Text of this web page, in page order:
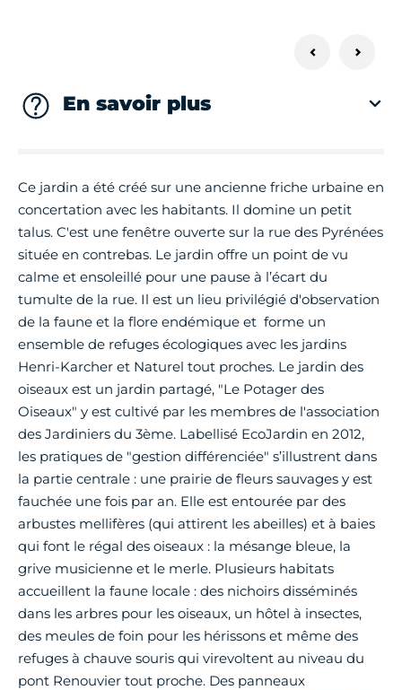
En savoir plus
Ce jardin a été créé sur une ancienne friche urbaine en
concertation avec les habitants. Il domine un petit
talus. C'est une fenêtre ouverte sur la rue des Pyrénées
située en contrebas. Le jardin offre un point de vu
calme et ensoleillé pour une pause à l’écart du
tumulte de la rue. Il est un lieu privilégié d'observation
de la faune et la flore endémique et forme un
ensemble de refuges écologiques avec les jardins
Henri-Karcher et Naturel tout proches. Le jardin des
oiseaux est un jardin partagé, "Le Potager des
Oiseaux" y est cultivé par les membres de l'association
des Jardiniers du 3ème. Labellisé EcoJardin en 2012,
les pratiques de "gestion différenciée" s’illustrent dans
la partie centrale : une prairie de fleurs sauvages y est
fauchée une fois par an. Elle est entourée par des
arbustes mellifères (qui attirent les abeilles) et à baies
qui font le régal des oiseaux : la mésange bleue, la
grive musicienne et le merle. Plusieurs habitats
accueillent la faune locale : des nichoirs disséminés
dans les arbres pour les oiseaux, un hôtel à insectes,
des meules de foin pour les hérissons et même des
refuges à chauve souris qui virevoltent au niveau du
pont Renouvier tout proche. Des panneaux